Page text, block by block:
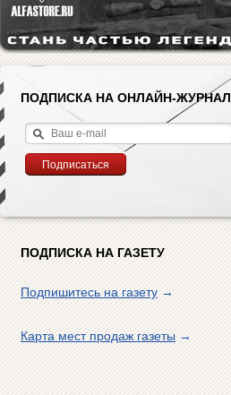
ПОДПИСКА НА ОНЛАЙН-ЖУРНАЛ
ПОДПИСКА НА ГАЗЕТУ
Подпишитесь на газету→
Карта мест продаж газеты→